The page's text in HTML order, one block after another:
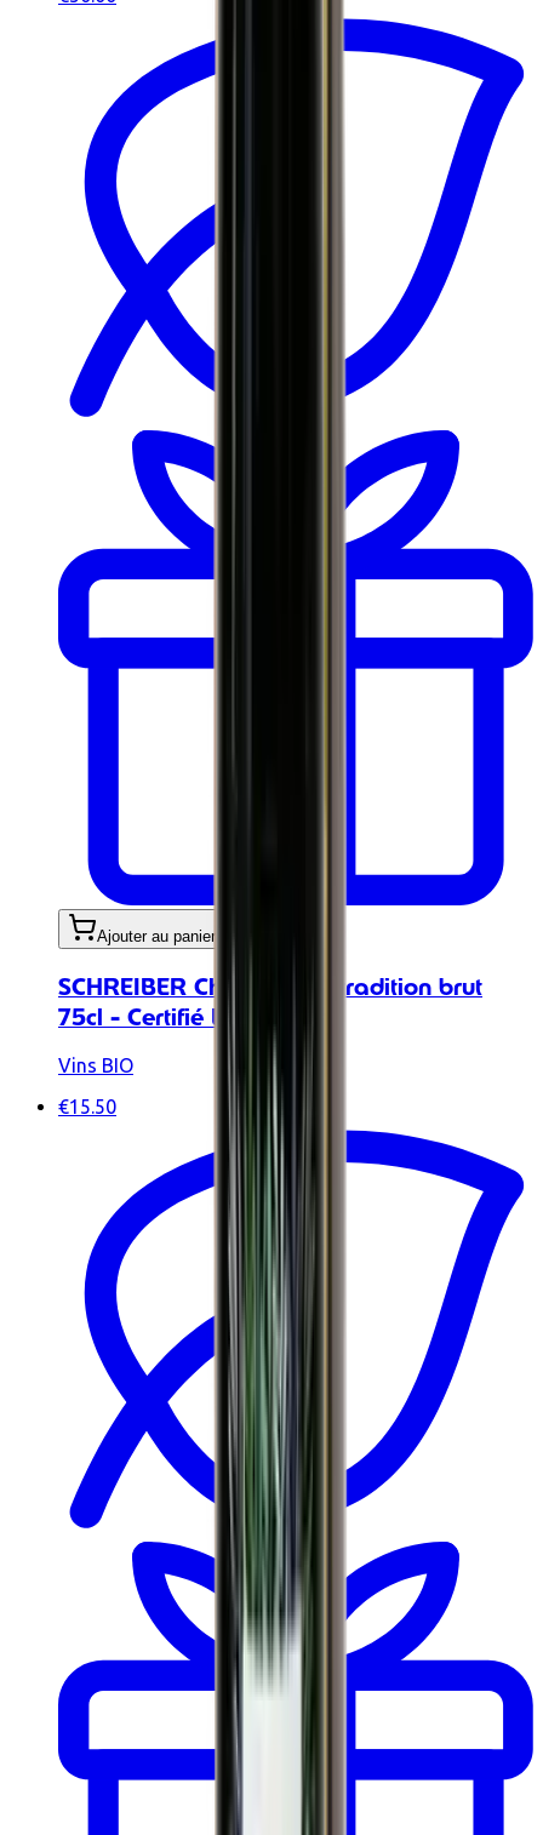
Ajouter au panier
SCHREIBER Champagne tradition brut
75cl - Certifié Demeter
Vins BIO
€15.50